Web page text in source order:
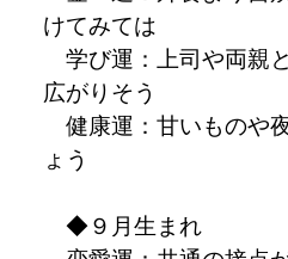
けてみては
学び運：上司や両親
広がりそう
健康運：甘いものや
ょう
◆９月生まれ